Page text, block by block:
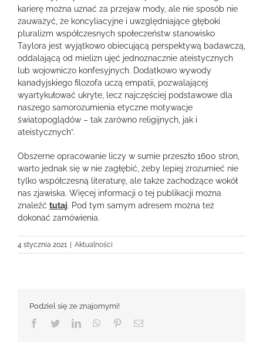
karierę można uznać za przejaw mody, ale nie sposób nie
zauważyć, że koncyliacyjne i uwzględniające głęboki
pluralizm współczesnych społeczeństw stanowisko
Taylora jest wyjątkowo obiecującą perspektywą badawczą,
oddalającą od mielizn ujęć jednoznacznie ateistycznych
lub wojowniczo konfesyjnych. Dodatkowo wywody
kanadyjskiego filozofa uczą empatii, pozwalającej
wyartykułować ukryte, lecz najczęściej podstawowe dla
naszego samorozumienia etyczne motywacje
światopoglądów – tak zarówno religijnych, jak i
ateistycznych”.
Obszerne opracowanie liczy w sumie przeszło 1600 stron,
warto jednak się w nie zagłębić, żeby lepiej zrozumieć nie
tylko współczesną literaturę, ale także zachodzące wokół
nas zjawiska. Więcej informacji o tej publikacji można
znaleźć tutaj. Pod tym samym adresem można też
dokonać zamówienia.
4 stycznia 2021 Aktualności
Podziel się ze znajomymi!
Facebook
TwitterLinkedInWhatsApp
PinterestEmail